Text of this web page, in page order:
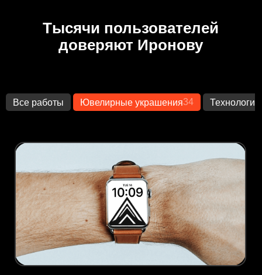
Тысячи пользователей
доверяют Иронову
Все работы Ювелирные украшения34 Технологии